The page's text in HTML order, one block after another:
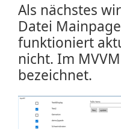
Als nächstes
Datei
funktioniert
nicht. Im
bezeichnet.